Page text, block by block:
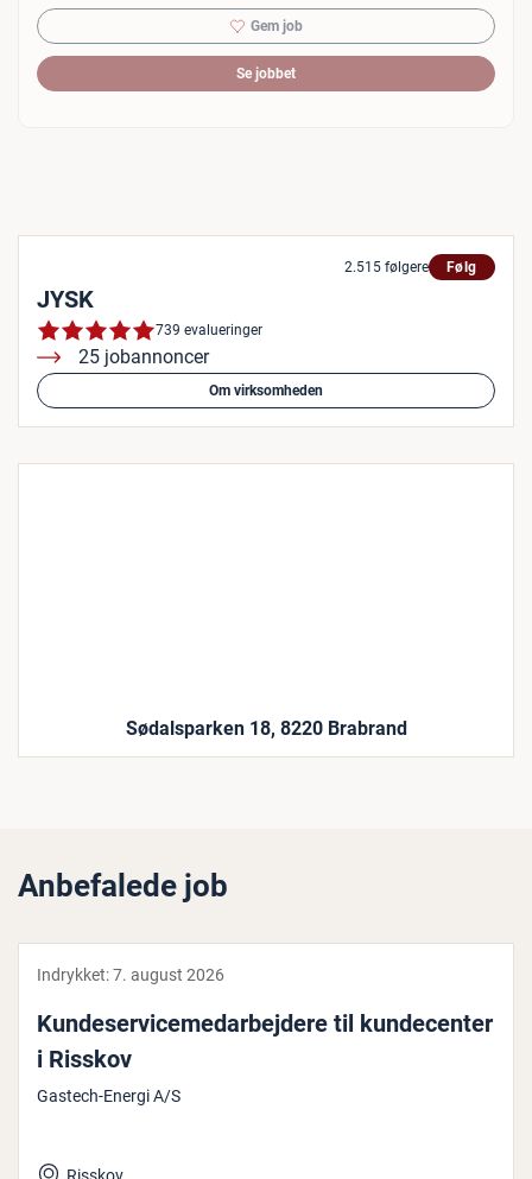
Gem job
Se jobbet
2.515 følgere Følg
JYSK
739 evalueringer
25 jobannoncer
Om virksomheden
Sødalsparken 18, 8220 Brabrand
Anbefalede job
Indrykket:7. august 2026
Kun­de­ser­vi­ce­me­d­ar­bej­de­re til kun­de­cen­ter
i Risskov
Gastech-Energi A/S